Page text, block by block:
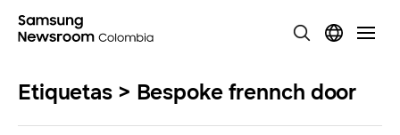
Etiquetas > Bespoke frennch door